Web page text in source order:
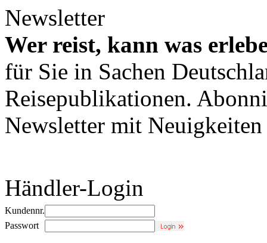
Newsletter
Wer reist, kann was
für Sie in Sachen
Reisepublikationen.
Newsletter mit
Händler-Login
Kundennr.
Passwort